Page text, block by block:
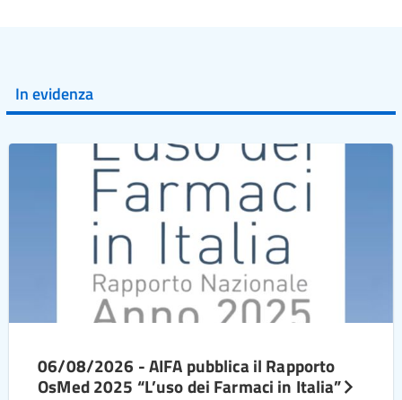
In evidenza
06/08/2026 - AIFA pubblica il Rapporto
OsMed 2025 “L’uso dei Farmaci in Italia”